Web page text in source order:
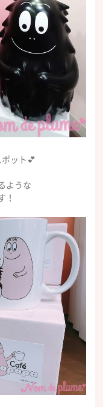
ット💕
ような
！